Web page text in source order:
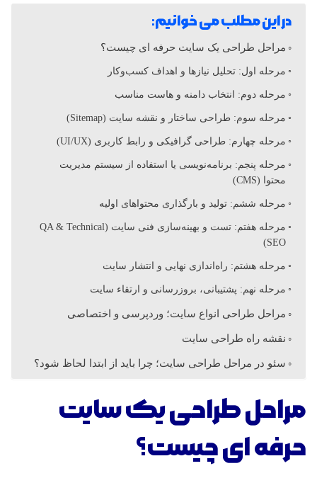
ی
س
ت
در این مطلب می خوانیم:
مراحل طراحی یک سایت حرفه ای چیست؟
مرحله اول: تحلیل نیازها و اهداف کسب‌وکار
مرحله دوم: انتخاب دامنه و هاست مناسب
مرحله سوم: طراحی ساختار و نقشه سایت (Sitemap)
مرحله چهارم: طراحی گرافیکی و رابط کاربری (UI/UX)
مرحله پنجم: برنامه‌نویسی یا استفاده از سیستم مدیریت
محتوا (CMS)
مرحله ششم: تولید و بارگذاری محتواهای اولیه
مرحله هفتم: تست و بهینه‌سازی فنی سایت (QA & Technical
SEO)
مرحله هشتم: راه‌اندازی نهایی و انتشار سایت
مرحله نهم: پشتیبانی، بروزرسانی و ارتقاء سایت
مراحل طراحی انواع سایت؛ وردپرسی و اختصاصی
نقشه راه طراحی سایت
سئو در مراحل طراحی سایت؛ چرا باید از ابتدا لحاظ شود؟
مراحل طراحی یک سایت
حرفه ای چیست؟